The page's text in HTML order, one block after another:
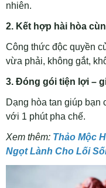
nhiên.
2. Kết hợp hài hòa
Công thức độc quyền
vừa phải, không gắt,
3. Đóng gói tiện lợi –
Dạng hòa tan giúp
với 1 phút pha chế.
Xem thêm: Thảo Mộc
Ngọt Lành Cho Lối